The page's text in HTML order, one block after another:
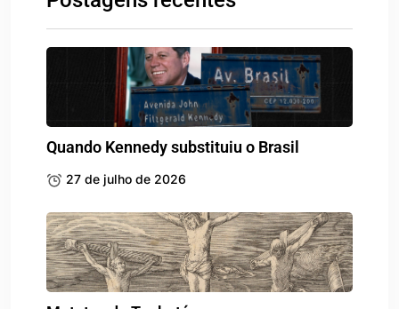
Quando Kennedy substituiu o Brasil
27 de julho de 2026